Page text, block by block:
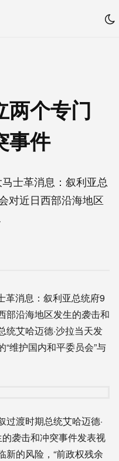
两个专门
事件
士革消息：叙利亚总
对近日西部沿海地区
消息：叙利亚总统府9
部沿海地区发生的袭击和
统艾哈迈德·沙拉当天发
维护国内和平委员会”与
渡时期总统艾哈迈德·
袭击和冲突事件发表视
新的风险，“前政权残余